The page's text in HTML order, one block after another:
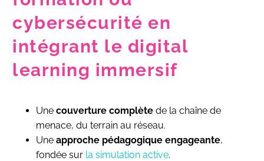
cybersécurité en
intégrant le digital
learning immersif
Une couverture complète de la chaîne de
menace, du terrain au réseau.
Une approche pédagogique engageante,
fondée sur la simulation active.